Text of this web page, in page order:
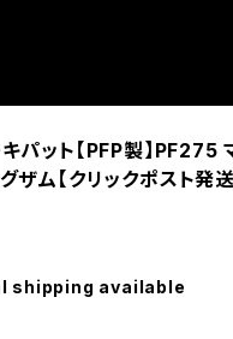
パット【PFP製】PF275
ザム【クリックポスト発送
shipping available